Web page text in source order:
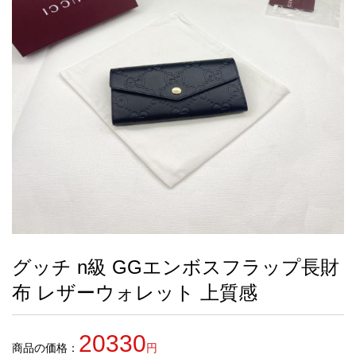
管
せ
2026人気特集
バッグ
財布
時計
服
ズボン
衣装セット
靴
住まい用品
アクセサリー
ベルト
スカーフ
アイフォーンケ
ース
小物
お
す
商
グッチ n級 GGエンボスフラップ長財
布 レザーウォレット 上質感
商品の価格： 20330円